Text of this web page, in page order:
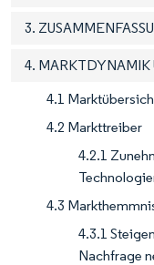
3.
4. MARKTDYNAMIK
4.1
4.2 Markttreiber
4.2.1
4.3
4.3.1
Nachfrage